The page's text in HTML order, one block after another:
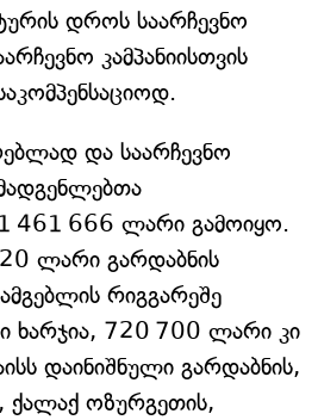
დროს საარჩევნო
კამპანიისთვის
და საარჩევნო
1 461 666 ლარი გამოიყო.
ლარი გარდაბნის
რიგგარეშე
ხარჯია, 720 700 ლარი კი
დაინიშნული გარდაბნის,
ქალაქ ოზურგეთის,